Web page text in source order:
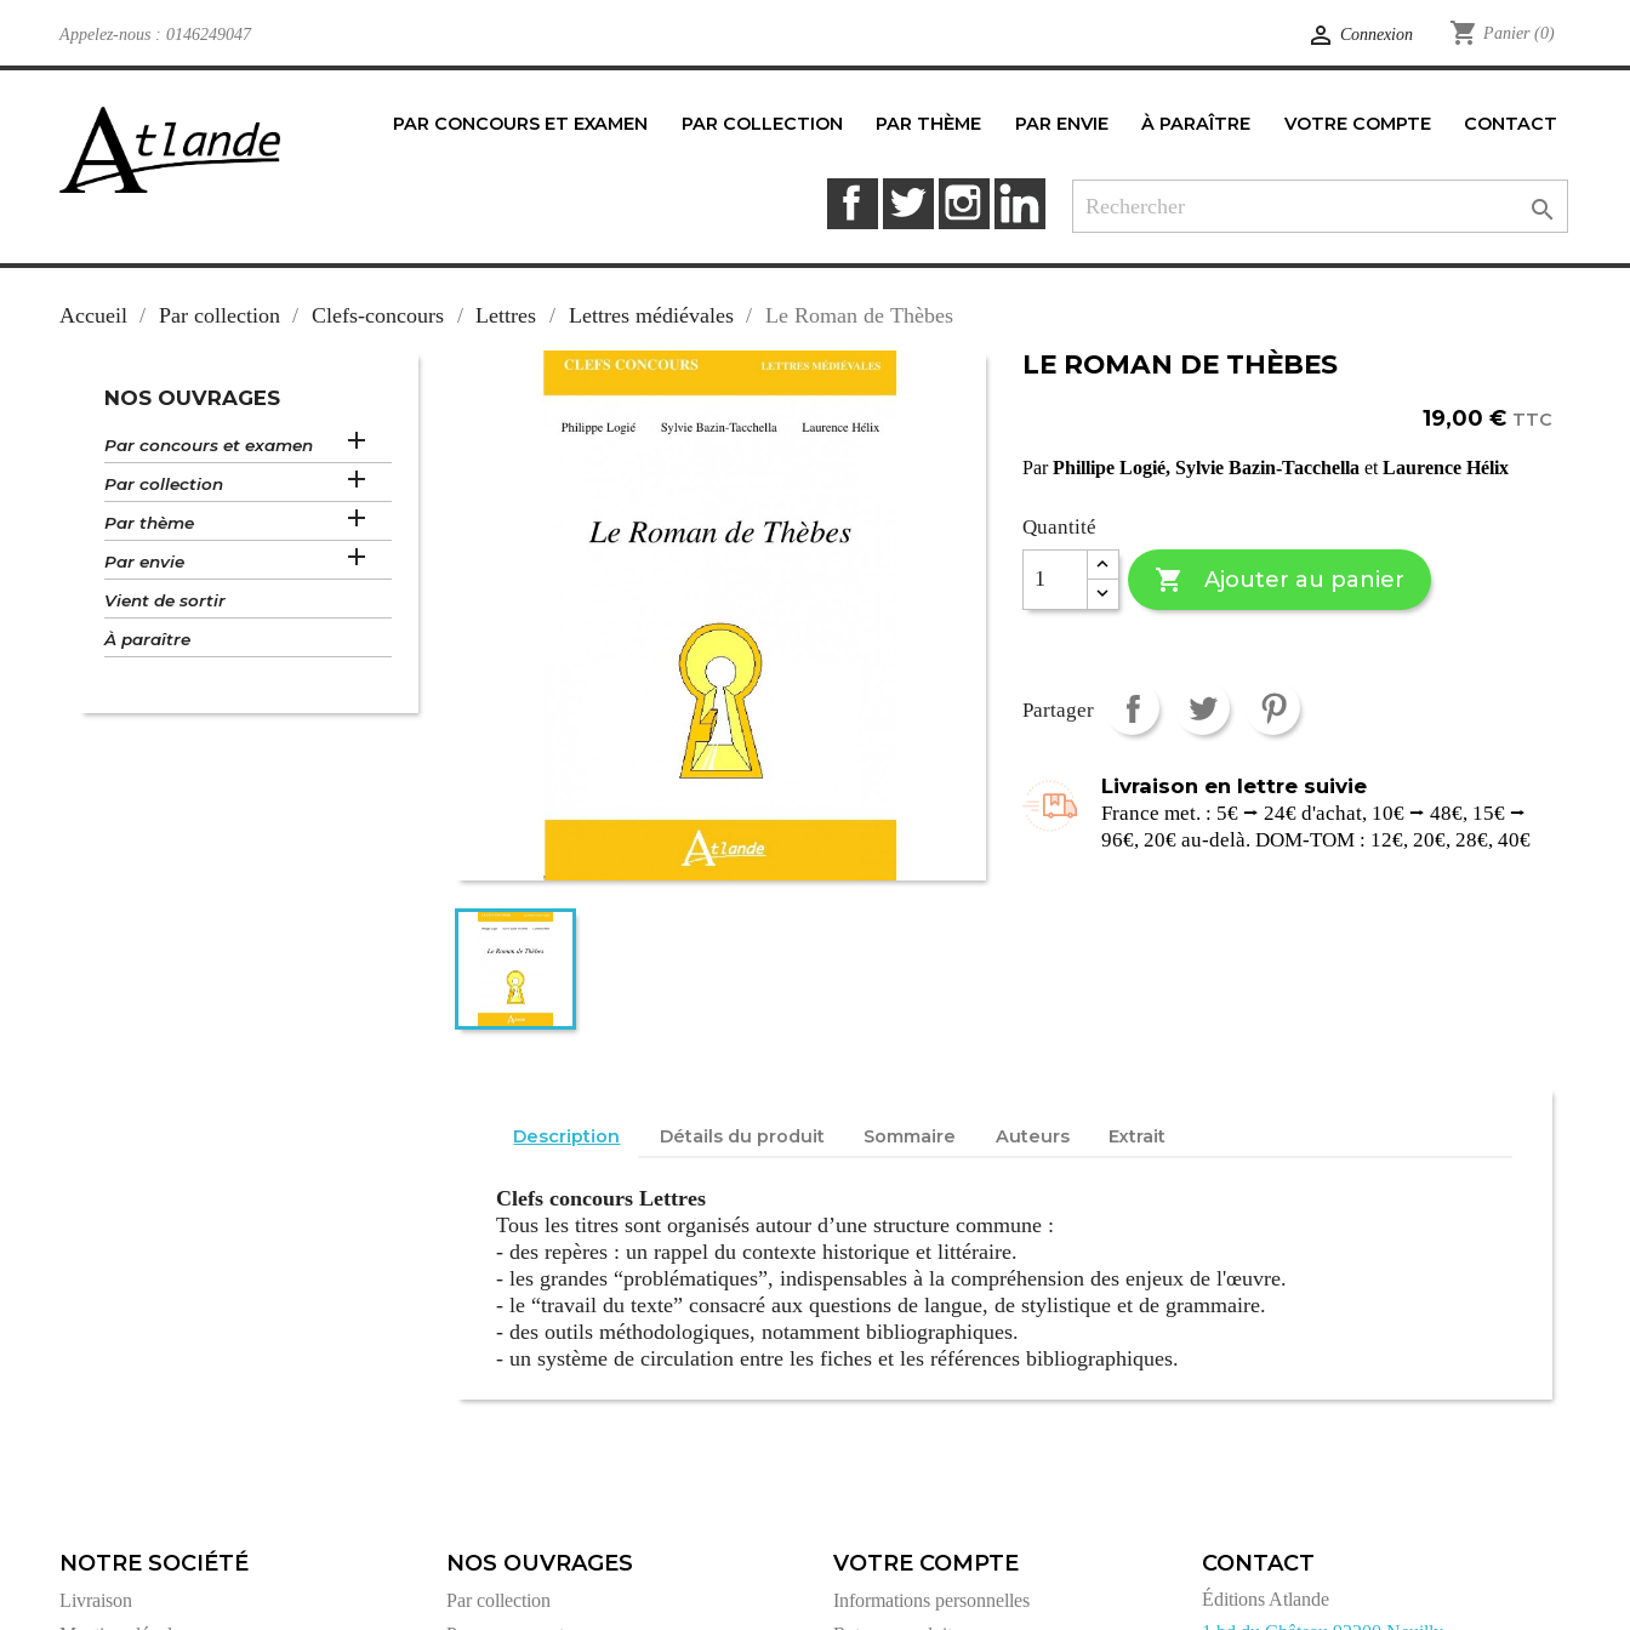
Appelez-nous : 0146249047  Connexion shopping_cart Panier (0)
PAR CONCOURS ET EXAMEN PAR COLLECTION PAR THÈME PAR ENVIE À PARAÎTRE VOTRE COMPTE CONTACT
FacebookTwitter Instagram

Accueil Par collection Clefs-concours Lettres Lettres médiévales Le Roman de Thèbes
NOS OUVRAGES
Par concours et examen 
Par collection 
Par thème 
Par envie 
Vient de sortir
À paraître
LE ROMAN DE THÈBES
19,00 € TTC
ParPhillipe Logié, Sylvie Bazin-Tacchella etLaurence Hélix
Quantité
 Ajouter au panier
Partager
Livraison en lettre suivie
France met. : 5€ ⭢ 24€ d'achat, 10€ ⭢ 48€, 15€ ⭢
96€, 20€ au-delà. DOM-TOM : 12€, 20€, 28€, 40€
Description Détails du produit Sommaire Auteurs Extrait
Clefs concours Lettres
Tous les titres sont organisés autour d’une structure commune :
- des repères : un rappel du contexte historique et littéraire.
- les grandes “problématiques”, indispensables à la compréhension des enjeux de l'œuvre.
- le “travail du texte” consacré aux questions de langue, de stylistique et de grammaire.
- des outils méthodologiques, notamment bibliographiques.
- un système de circulation entre les fiches et les références bibliographiques.
NOTRE SOCIÉTÉ
Livraison
NOS OUVRAGES
Par collection
VOTRE COMPTE
Informations personnelles
CONTACT
Éditions Atlande